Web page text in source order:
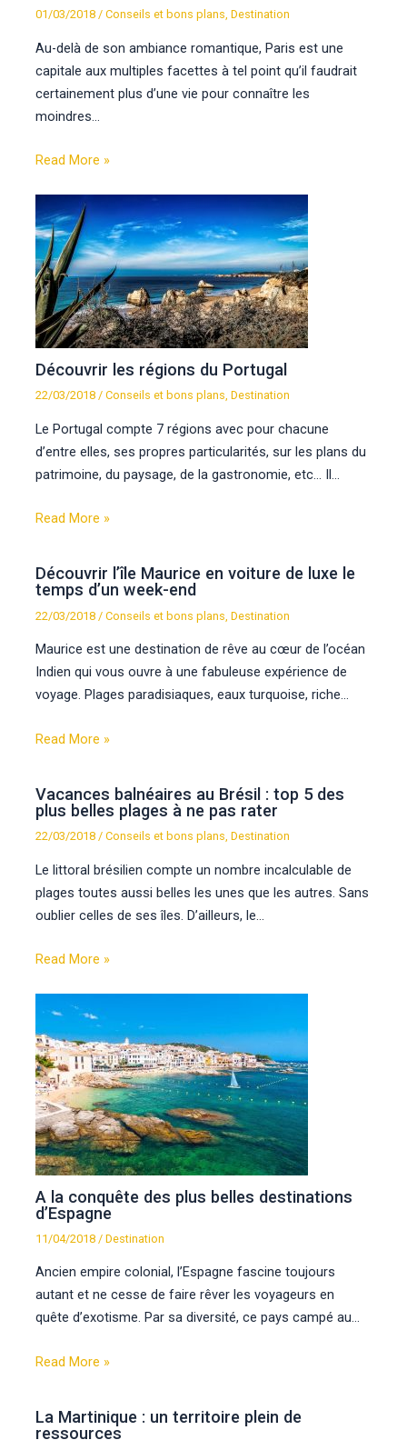
01/03/2018/Conseils et bons plans,Destination
Au-delà de son ambiance romantique, Paris est une
capitale aux multiples facettes à tel point qu’il faudrait
certainement plus d’une vie pour connaître les
moindres…
Read More »
Découvrir les régions du Portugal
22/03/2018 /Conseils et bons plans ,Destination
Le Portugal compte 7 régions avec pour chacune
d’entre elles, ses propres particularités, sur les plans du
patrimoine, du paysage, de la gastronomie, etc… Il…
Read More »
Découvrir l’île Maurice en voiture de luxe le
temps d’un week-end
22/03/2018 /Conseils et bons plans ,Destination
Maurice est une destination de rêve au cœur de l’océan
Indien qui vous ouvre à une fabuleuse expérience de
voyage. Plages paradisiaques, eaux turquoise, riche…
Read More »
Vacances balnéaires au Brésil : top 5 des
plus belles plages à ne pas rater
22/03/2018/Conseils et bons plans,Destination
Le littoral brésilien compte un nombre incalculable de
plages toutes aussi belles les unes que les autres. Sans
oublier celles de ses îles. D’ailleurs, le…
Read More »
A la conquête des plus belles destinations
d’Espagne
11/04/2018 /Destination
Ancien empire colonial, l’Espagne fascine toujours
autant et ne cesse de faire rêver les voyageurs en
quête d’exotisme. Par sa diversité, ce pays campé au…
Read More »
La Martinique : un territoire plein de
ressources